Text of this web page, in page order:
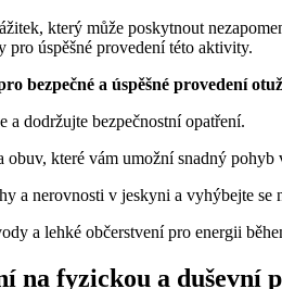
který může poskytnout
pro úspěšné provedení této aktivity.
bezpečné a úspěšné provedení
dodržujte bezpečnostní opatření.
obuv, které vám umožní snadný pohyb
a nerovnosti v jeskyni a vyhýbejte se
a lehké občerstvení pro energii
na fyzickou a duševní